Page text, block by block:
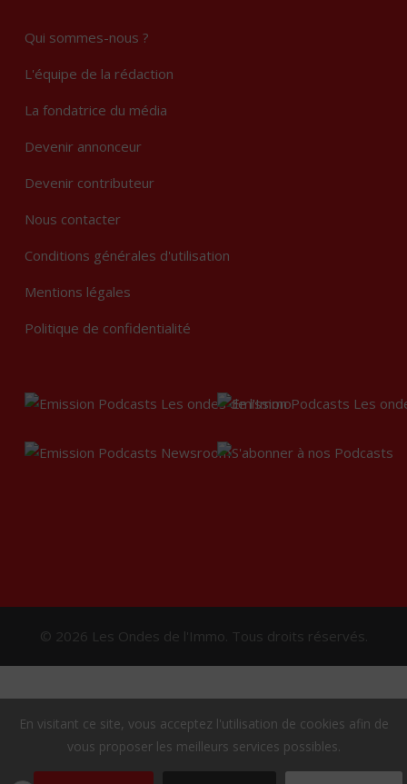
Qui sommes-nous ?
L'équipe de la rédaction
La fondatrice du média
Devenir annonceur
Devenir contributeur
Nous contacter
Conditions générales d'utilisation
Mentions légales
Politique de confidentialité
© 2026 Les Ondes de l'Immo. Tous droits réservés.
En visitant ce site, vous acceptez l'utilisation de cookies afin de
vous proposer les meilleurs services possibles.